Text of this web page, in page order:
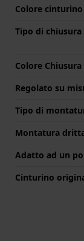
Colore cinturino
Tipo di chiusura
Colore Chiusura
Regolato su
Tipo di
Montatura
Adatto ad un
Cinturino